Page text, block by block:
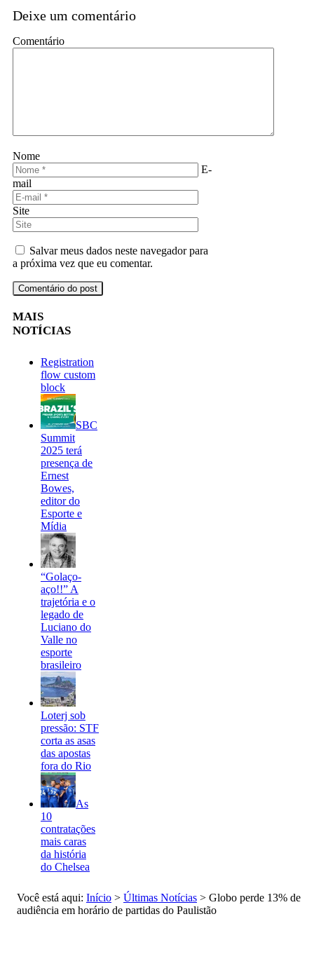
Deixe um comentário
Comentário
Nome
E-
mail
Site
Salvar meus dados neste navegador para
a próxima vez que eu comentar.
MAIS
NOTÍCIAS
Registration
flow custom
block
SBC
Summit
2025 terá
presença de
Ernest
Bowes,
editor do
Esporte e
Mídia
“Golaço-
aço!!” A
trajetória e o
legado de
Luciano do
Valle no
esporte
brasileiro
Loterj sob
pressão: STF
corta as asas
das apostas
fora do Rio
As
10
contratações
mais caras
da história
do Chelsea
Você está aqui: Início > Últimas Notícias > Globo perde 13% de
audiência em horário de partidas do Paulistão